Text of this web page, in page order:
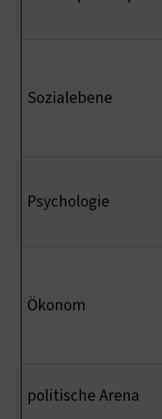
Sozialebene
Psychologie
Ökonom
politische Arena